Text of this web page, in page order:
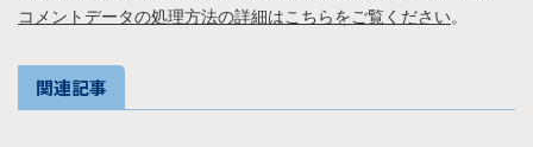
コメントデータの処理方法の詳細はこちらをご覧ください。
関連記事